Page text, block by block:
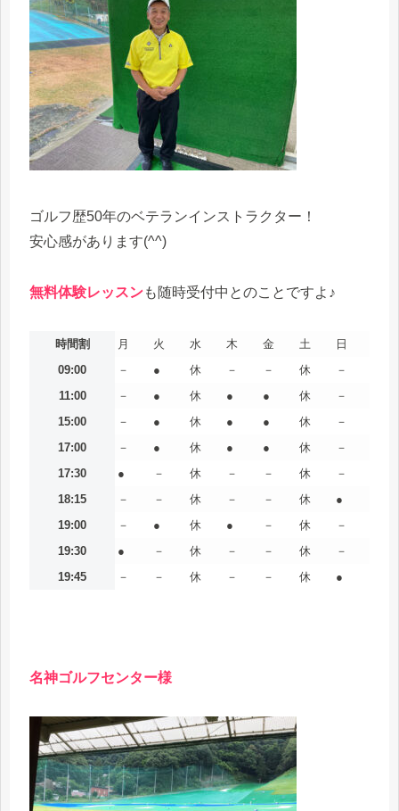
ゴルフ歴50年のベテランインストラクター！
安心感があります(^^)
無料体験レッスンも随時受付中とのことですよ♪
時間割 月 火 水 木 金 土
日
09:00
－ ● 休 － － 休
－
11:00
－ ● 休 ● ● 休
－
15:00
－ ● 休 ● ● 休
－
17:00
－ ● 休 ● ● 休
－
17:30
● － 休 － － 休
－
18:15
－ － 休 － － 休
●
19:00
－ ● 休 ● － 休
－
19:30
● － 休 － － 休
－
19:45
－ － 休 － － 休 ●
名神ゴルフセンター様